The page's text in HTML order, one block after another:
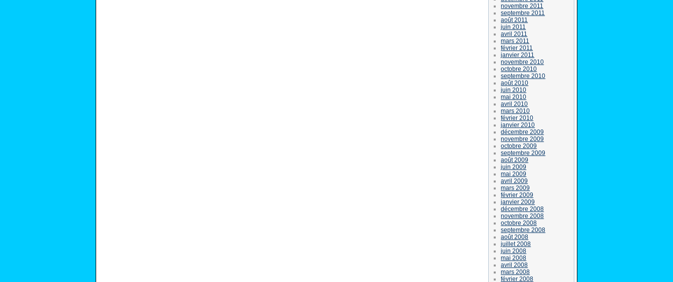
novembre 2011
septembre 2011
août 2011
juin 2011
avril 2011
mars 2011
février 2011
janvier 2011
novembre 2010
octobre 2010
septembre 2010
août 2010
juin 2010
mai 2010
avril 2010
mars 2010
février 2010
janvier 2010
décembre 2009
novembre 2009
octobre 2009
septembre 2009
août 2009
juin 2009
mai 2009
avril 2009
mars 2009
février 2009
janvier 2009
décembre 2008
novembre 2008
octobre 2008
septembre 2008
août 2008
juillet 2008
juin 2008
mai 2008
avril 2008
mars 2008
février 2008